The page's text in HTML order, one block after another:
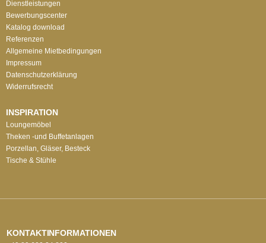
Dienstleistungen
Bewerbungscenter
Katalog download
Referenzen
Allgemeine Mietbedingungen
Impressum
Datenschutzerklärung
Widerrufsrecht
INSPIRATION
Loungemöbel
Theken -und Buffetanlagen
Porzellan, Gläser, Besteck
Tische & Stühle
KONTAKTINFORMATIONEN